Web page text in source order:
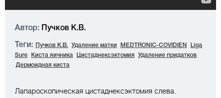
Автор: Пучков К.В.
Теги: Пучков К.В. Удаление матки MEDTRONIC-COVIDIEN
Liga
Sure
Киста яичника Цистаднексэктомия
Удаление придатков
Дермоидная киста
Лапароскопическая цистаднексэктомия слева.